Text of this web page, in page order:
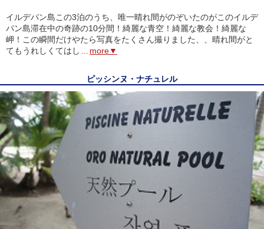
イルデパン島この3泊のうち、唯一晴れ間がのぞいたのがこのイルデ
パン島滞在中の奇跡の10分間！綺麗な青空！綺麗な教会！綺麗な
岬！この瞬間だけやたら写真をたくさん撮りました、、晴れ間がと
てもうれしくてはし ... more▼
ピッシンヌ・ナチュレル